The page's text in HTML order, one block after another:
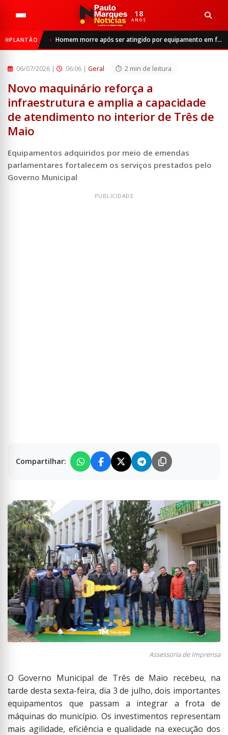
18
ANOS
PLANTÃO Homem morre após ser atingido por equipamento em frigorífico de São Luiz Gonzaga
Geral
Novo maquinário reforça a infraestrutura e amplia a capac...
06/07/2026 | 06:06 | Geral 2 min de leitura
Novo maquinário reforça a
infraestrutura e amplia a capacidade
de atendimento no interior de Três de
Maio
Equipamentos adquiridos por meio de emendas
parlamentares fortalecem os serviços prestados pelo
Governo Municipal
Compartilhar:
Assessoria de Imprensa
O Governo Municipal de Três de Maio recebeu, na
tarde desta sexta-feira, dia 3 de julho, dois importantes
equipamentos que passam a integrar a frota de
máquinas do município. Os investimentos representam
mais agilidade, eficiência e qualidade na execução dos